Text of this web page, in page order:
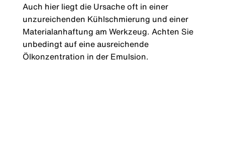
Auch hier liegt die Ursache oft in einer
unzureichenden Kühlschmierung und einer
Materialanhaftung am Werkzeug. Achten Sie
unbedingt auf eine ausreichende
Ölkonzentration in der Emulsion.